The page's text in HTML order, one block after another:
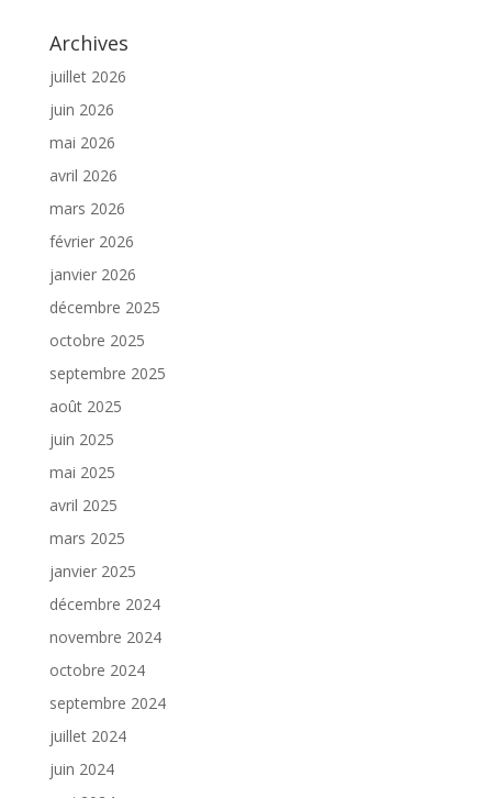
Archives
juillet 2026
juin 2026
mai 2026
avril 2026
mars 2026
février 2026
janvier 2026
décembre 2025
octobre 2025
septembre 2025
août 2025
juin 2025
mai 2025
avril 2025
mars 2025
janvier 2025
décembre 2024
novembre 2024
octobre 2024
septembre 2024
juillet 2024
juin 2024